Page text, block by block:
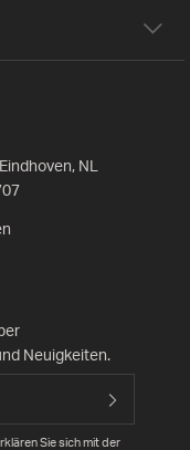
NL
Neuigkeiten.
Sie sich mit der